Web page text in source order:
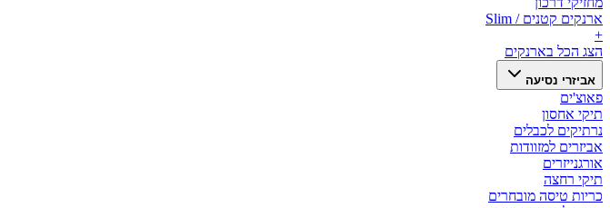
ארנקים קטנים / Slim
+
הצג הכל בארנקים
אביזרי נסיעה
פאוצ'ים
תיקי אחסון
נרתיקים לכבלים
אביזרים למזוודות
אורגנייזרים
תיקי רחצה
כריות טיסה מובחרים